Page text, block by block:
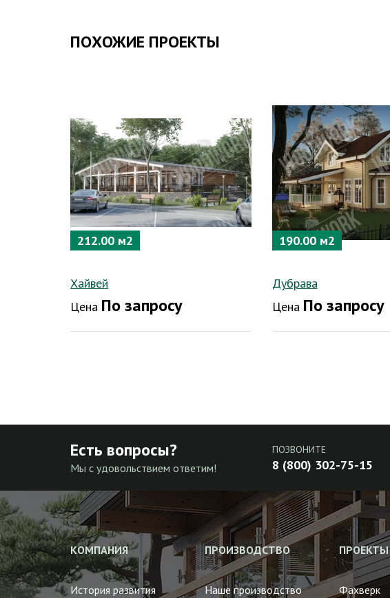
ПОХОЖИЕ ПРОЕКТЫ
212.00 м2
Хайвей
Цена По запросу
190.00 м2
Дубрава
Цена По запросу
Есть вопросы?
Мы с удовольствием ответим!
ПОЗВОНИТЕ
8 (800) 302-75-15
КОМПАНИЯ
История развития
ПРОИЗВОДСТВО
Наше производство
ПРОЕКТЫ
Фахверк